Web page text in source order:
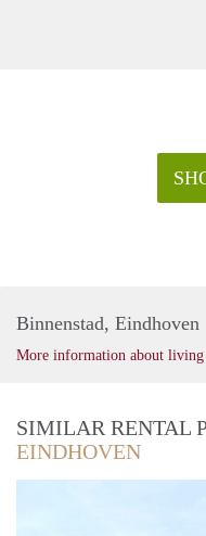
Binnenstad, Eindhoven
More information about living
SIMILAR RENTAL
EINDHOVEN